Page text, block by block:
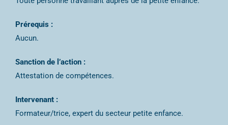
Prérequis :
Aucun.
Sanction de l’action :
Attestation de compétences.
Intervenant :
Formateur/trice, expert du secteur petite enfance.